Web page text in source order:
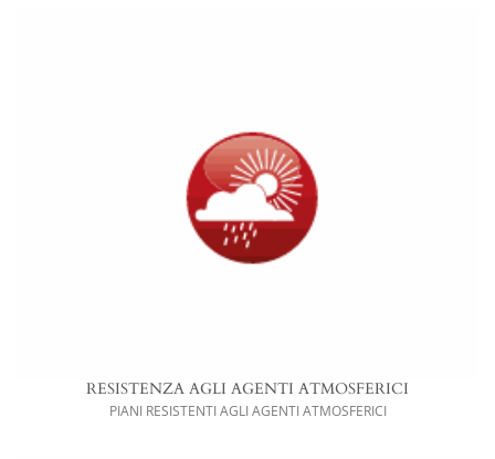
RESISTENZA AGLI AGENTI ATMOSFERICI
PIANI RESISTENTI AGLI AGENTI ATMOSFERICI